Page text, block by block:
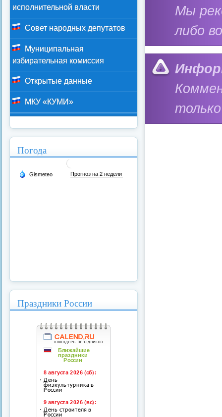
Мы
либо
исполнительной власти
Совет народных депутатов
Муниципальная
избирательная комиссия
Открытые данные
МКУ «КУМИ»
Погода
Праздники России